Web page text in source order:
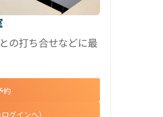
の打ち合せなどに最
約
グインへ）